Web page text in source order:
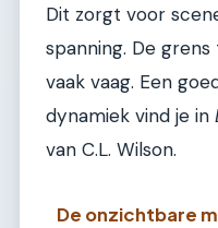
Dit zorgt voor
spanning. De
vaak vaag. Een
dynamiek vind je in
van C.L. Wilson.
De onzichtbare